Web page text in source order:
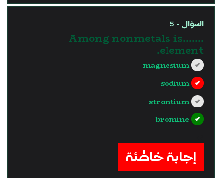
السؤال - 5
Among nonmetals is…….
element.
magnesium
sodium
strontium
bromine
إجابة خاطئة